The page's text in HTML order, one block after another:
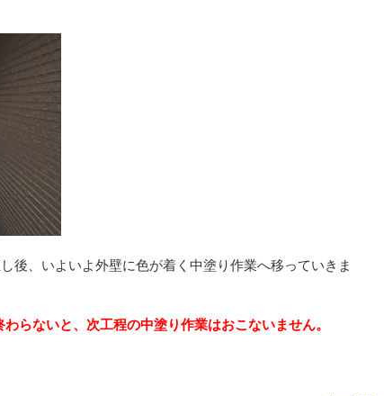
後、いよいよ外壁に色が着く中塗り作業へ移っていきま
らないと、次工程の中塗り作業はおこないません。